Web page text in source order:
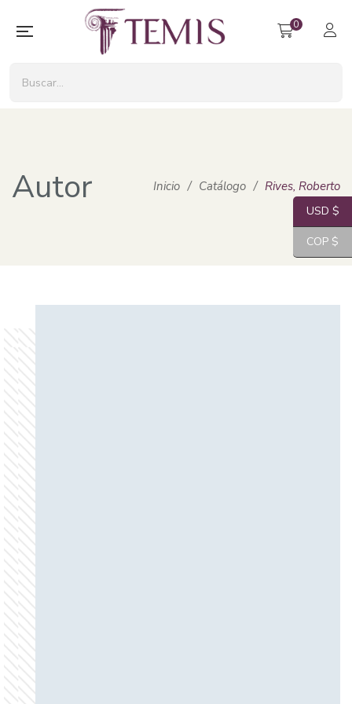
0
Autor Inicio / Catálogo / Rives, Roberto
USD $
COP $